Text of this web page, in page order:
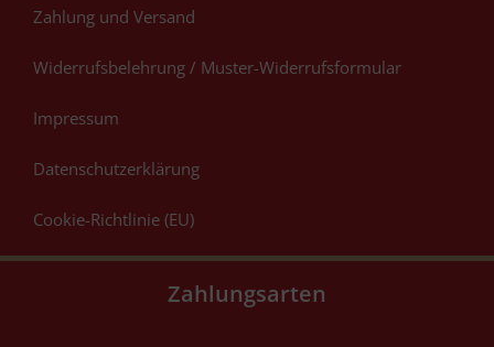
Zahlung und Versand
Widerrufsbelehrung / Muster-Widerrufsformular
Impressum
Datenschutzerklärung
Cookie-Richtlinie (EU)
Zahlungsarten